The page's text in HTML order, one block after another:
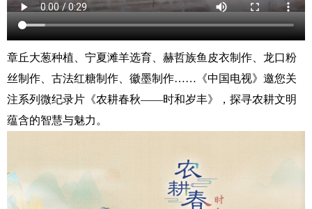
章丘大葱种植、宁夏滩羊选育、赫哲族鱼皮衣制作、龙口粉
丝制作、古法红糖制作、徽墨制作……《中国电视》邀您关
注系列微纪录片《农耕春秋——时和岁丰》，探寻农耕文明
蕴含的智慧与魅力。